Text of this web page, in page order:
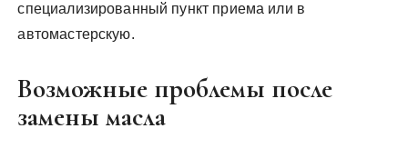
специализированный пункт приема или в
автомастерскую.
Возможные проблемы после
замены масла